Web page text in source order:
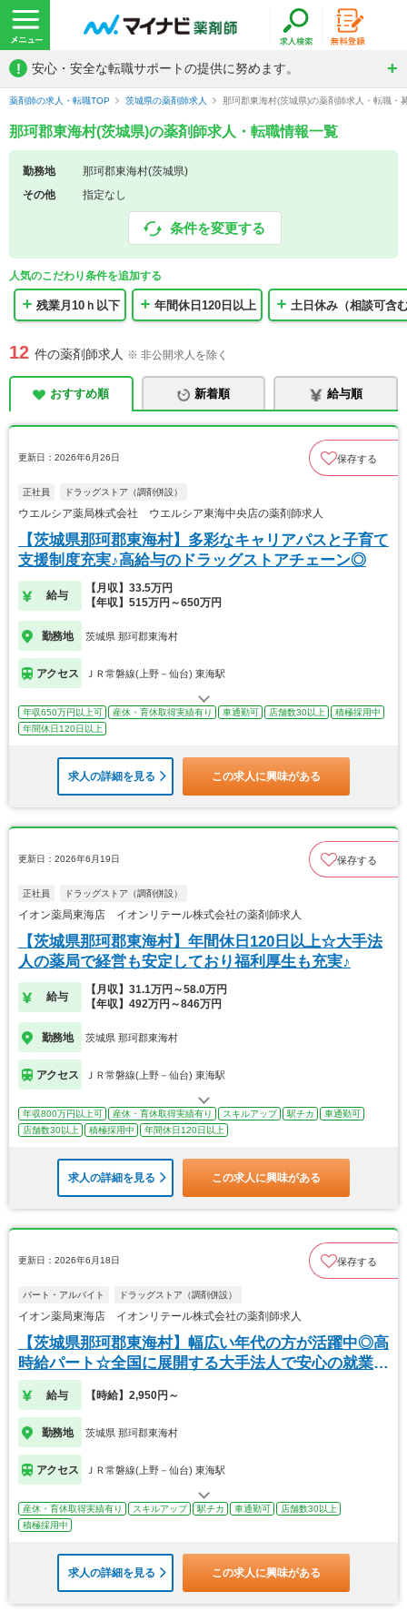
! 安心・安全な転職サポートの提供に努めます。
薬剤師の求人・転職TOP 茨城県の薬剤師求人 那珂郡東海村(茨城県)の薬剤師求人・転職・
那珂郡東海村(茨城県)の薬剤師求人・転職情報一覧
勤務地
那珂郡東海村(茨城県)
その他
指定なし
条件を変更する
人気のこだわり条件を追加する
残業月10ｈ以下 年間休日120日以上 土日休み（相談可含
12 件の薬剤師求人 ※ 非公開求人を除く
おすすめ順 新着順 給与順
更新日：2026年6月26日 保存する
正社員 ドラッグストア（調剤併設）
ウエルシア薬局株式会社 ウエルシア東海中央店の薬剤師求人
【茨城県那珂郡東海村】多彩なキャリアパスと子育て
支援制度充実♪高給与のドラッグストアチェーン◎
給与
【月収】33.5万円
【年収】515万円～650万円
勤務地 茨城県 那珂郡東海村
アクセス ＪＲ常磐線(上野－仙台) 東海駅
年収650万円以上可 産休・育休取得実績有り 車通勤可 店舗数30以上
積極採用中
年間休日120日以上
求人の詳細を見る この求人に興味がある
更新日：2026年6月19日 保存する
正社員 ドラッグストア（調剤併設）
イオン薬局東海店 イオンリテール株式会社の薬剤師求人
【茨城県那珂郡東海村】年間休日120日以上☆大手法
人の薬局で経営も安定しており福利厚生も充実♪
給与
【月収】31.1万円～58.0万円
【年収】492万円～846万円
勤務地 茨城県 那珂郡東海村
アクセス ＪＲ常磐線(上野－仙台) 東海駅
年収800万円以上可 産休・育休取得実績有り スキルアップ 駅チカ
車通勤可
店舗数30以上
積極採用中 年間休日120日以上
求人の詳細を見る この求人に興味がある
更新日：2026年6月18日 保存する
パート・アルバイト ドラッグストア（調剤併設）
イオン薬局東海店 イオンリテール株式会社の薬剤師求人
【茨城県那珂郡東海村】幅広い年代の方が活躍中◎高
時給パート☆全国に展開する大手法人で安心の就業環
境！
給与 【時給】2,950円～
勤務地 茨城県 那珂郡東海村
アクセス ＪＲ常磐線(上野－仙台) 東海駅
産休・育休取得実績有り スキルアップ 駅チカ 車通勤可
店舗数30以上
積極採用中
求人の詳細を見る この求人に興味がある